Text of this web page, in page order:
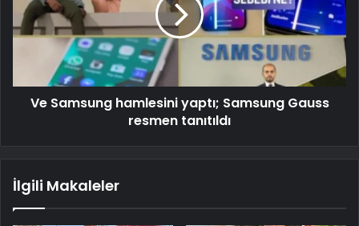
Ve Samsung hamlesini yaptı; Samsung Gauss
resmen tanıtıldı
İlgili Makaleler